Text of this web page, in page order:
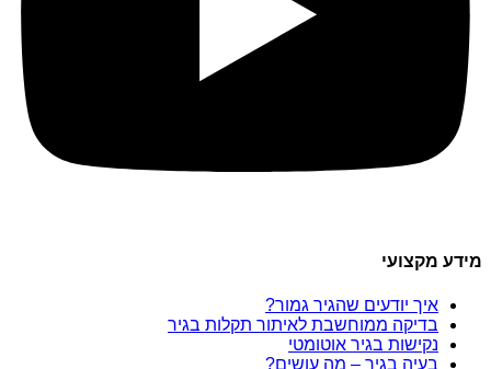
מידע מקצועי
איך יודעים שהגיר גמור?
בדיקה ממוחשבת לאיתור תקלות בגיר
נקישות בגיר אוטומטי
בעיה בגיר – מה עושים?